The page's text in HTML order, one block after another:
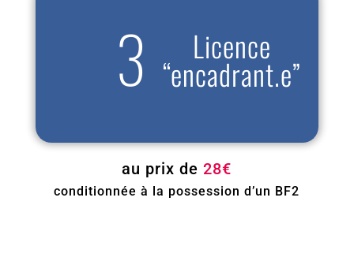
Licence
“encadrant.e”
au prix de28€
conditionnée à la possession d’un BF2